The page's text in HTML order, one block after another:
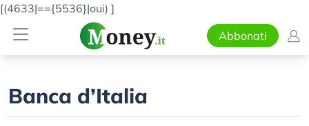
[(4633|=={5536}|oui) ]
Abbonati
Banca d’Italia